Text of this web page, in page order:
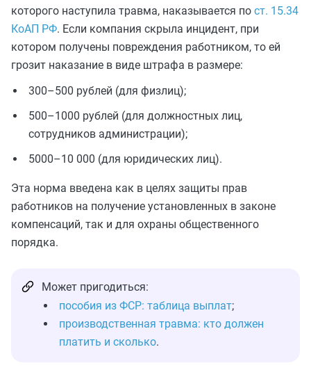
которого наступила травма, наказывается по ст. 15.34
КоАП РФ. Если компания скрыла инцидент, при
котором получены повреждения работником, то ей
грозит наказание в виде штрафа в размере:
300–500 рублей (для физлиц);
500–1000 рублей (для должностных лиц,
сотрудников администрации);
5000–10 000 (для юридических лиц).
Эта норма введена как в целях защиты прав
работников на получение установленных в законе
компенсаций, так и для охраны общественного
порядка.
Может пригодиться:
пособия из ФСР: таблица выплат;
производственная травма: кто должен
платить и сколько.